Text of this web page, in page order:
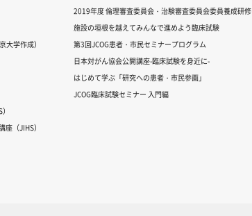
大学作成）
（JIHS）
2019年度 倫理審査委員会・治験審査委員会委員養成研修
施設の垣根を越えてみんなで進めよう臨床試験
第3回JCOG患者・市民セミナープログラム
日本対がん協会公開講座-臨床試験を身近に-
はじめて学ぶ「研究への患者・市民参画」
JCOG臨床試験セミナー 入門編